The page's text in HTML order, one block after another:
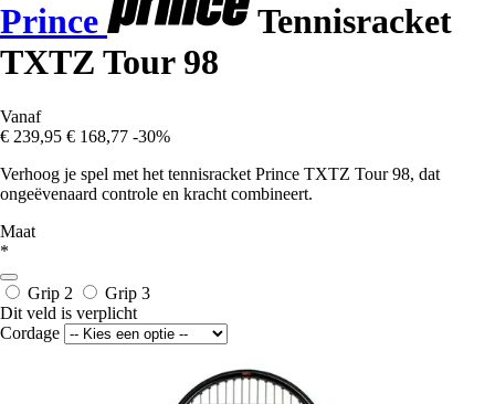
Prince
Tennisracket
TXTZ Tour 98
Vanaf
€ 239,95 € 168,77 -30%
Verhoog je spel met het tennisracket Prince TXTZ Tour 98, dat
ongeëvenaard controle en kracht combineert.
Maat
*
Grip 2
Grip 3
Dit veld is verplicht
Cordage